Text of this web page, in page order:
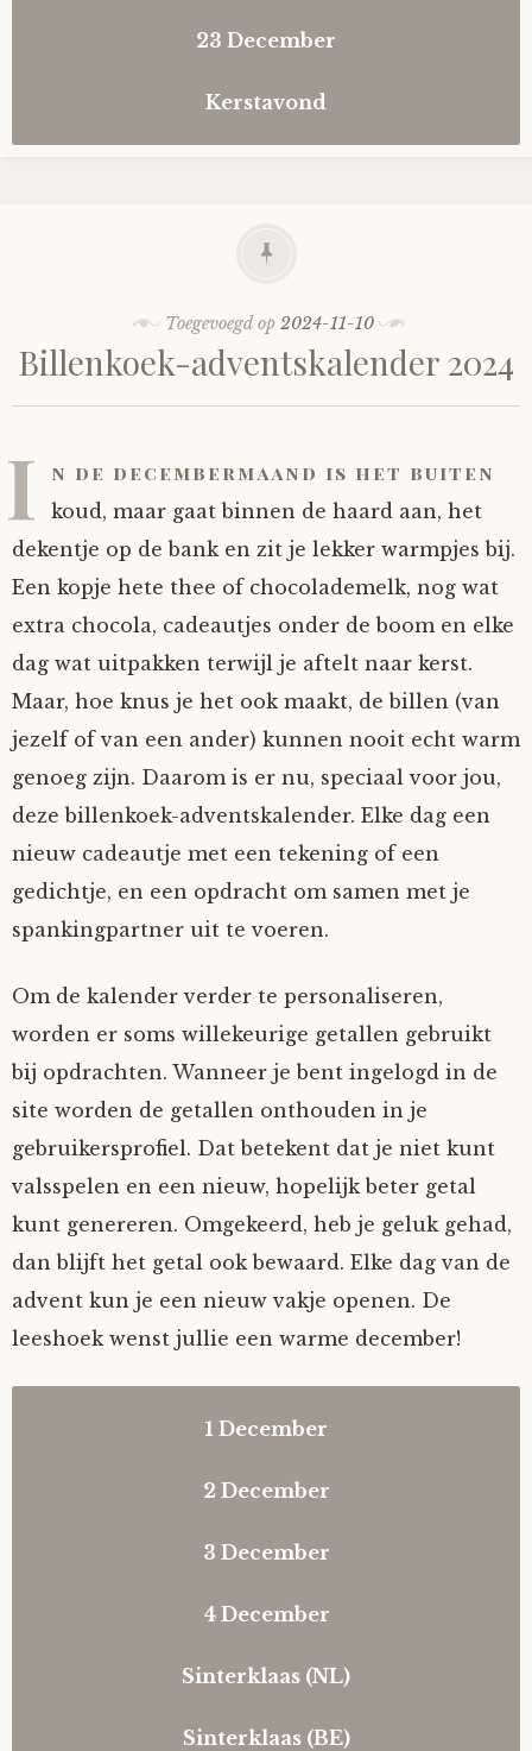
23 December
Heropen deze modal
Kerstavond
Heropen deze modal
Toegevoegd op2024-11-10
Billenkoek-adventskalender 2024
I n de decembermaand is het buiten
koud, maar gaat binnen de haard aan, het
dekentje op de bank en zit je lekker warmpjes bij.
Een kopje hete thee of chocolademelk, nog wat
extra chocola, cadeautjes onder de boom en elke
dag wat uitpakken terwijl je aftelt naar kerst.
Maar, hoe knus je het ook maakt, de billen (van
jezelf of van een ander) kunnen nooit echt warm
genoeg zijn. Daarom is er nu, speciaal voor jou,
deze billenkoek-adventskalender. Elke dag een
nieuw cadeautje met een tekening of een
gedichtje, en een opdracht om samen met je
spankingpartner uit te voeren.
Om de kalender verder te personaliseren,
worden er soms willekeurige getallen gebruikt
bij opdrachten. Wanneer je bent ingelogd in de
site worden de getallen onthouden in je
gebruikersprofiel. Dat betekent dat je niet kunt
valsspelen en een nieuw, hopelijk beter getal
kunt genereren. Omgekeerd, heb je geluk gehad,
dan blijft het getal ook bewaard. Elke dag van de
advent kun je een nieuw vakje openen. De
leeshoek wenst jullie een warme december!
1 December
Heropen deze modal
2 December
Heropen deze modal
3 December
Heropen deze modal
4 December
Heropen deze modal
Sinterklaas (NL)
Heropen deze modal
Sinterklaas (BE)
Heropen deze modal